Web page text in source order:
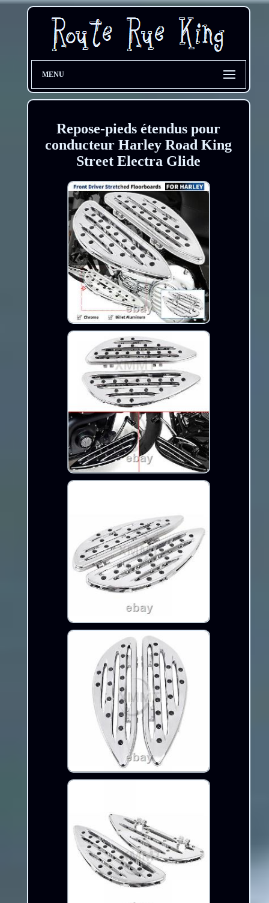
MENU
Repose-pieds étendus pour
conducteur Harley Road King
Street Electra Glide